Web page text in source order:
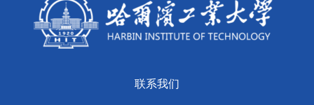
联系我们